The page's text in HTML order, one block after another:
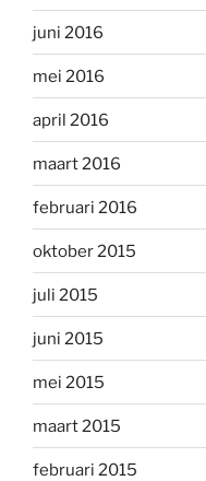
juni 2016
mei 2016
april 2016
maart 2016
februari 2016
oktober 2015
juli 2015
juni 2015
mei 2015
maart 2015
februari 2015